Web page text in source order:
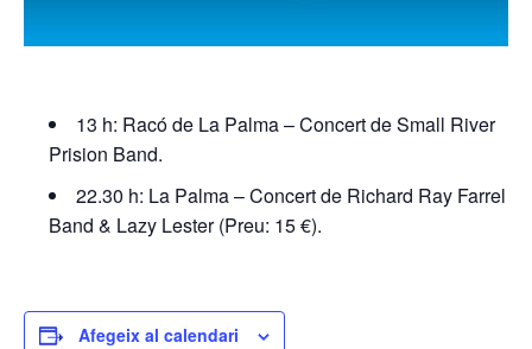
13 h: Racó de La Palma – Concert de Small River
Prision Band.
22.30 h: La Palma – Concert de Richard Ray Farrel
Band & Lazy Lester (Preu: 15 €).
Afegeix al calendari